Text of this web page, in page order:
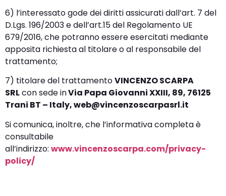
6) l’interessato gode dei diritti assicurati dall’art. 7 del
D.Lgs. 196/2003 e dell’art.15 del Regolamento UE
679/2016, che potranno essere esercitati mediante
apposita richiesta al titolare o al responsabile del
trattamento;
7) titolare del trattamentoVINCENZO SCARPA
SRLcon sede inVia Papa Giovanni XXIII, 89, 76125
Trani BT – Italy, web@vincenzoscarpasrl.it
Si comunica, inoltre, che l’informativa completa è
consultabile
all’indirizzo: www.vincenzoscarpa.com/privacy-
policy/